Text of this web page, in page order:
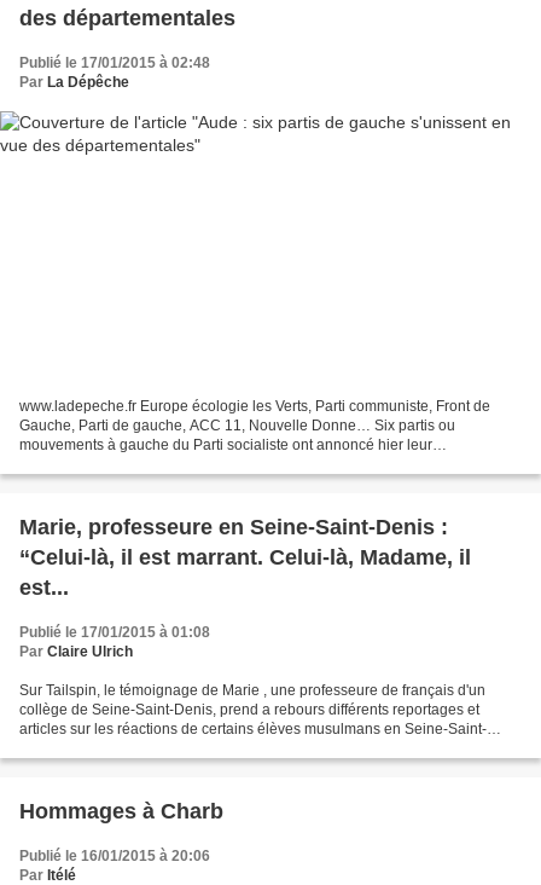
des départementales
Publié le 17/01/2015 à 02:48
Par La Dépêche
www.ladepeche.fr Europe écologie les Verts, Parti communiste, Front de
Gauche, Parti de gauche, ACC 11, Nouvelle Donne… Six partis ou
mouvements à gauche du Parti socialiste ont annoncé hier leur
Marie, professeure en Seine-Saint-Denis :
“Celui-là, il est marrant. Celui-là, Madame, il
est...
Publié le 17/01/2015 à 01:08
Par Claire Ulrich
Sur Tailspin, le témoignage de Marie , une professeure de français d'un
collège de Seine-Saint-Denis, prend a rebours différents reportages et
articles sur les réactions de certains élèves musulmans en Seine-Saint-
Hommages à Charb
Publié le 16/01/2015 à 20:06
Par Itélé